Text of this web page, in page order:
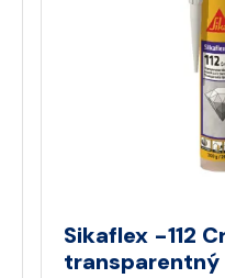
Sikaflex -112
transparentný